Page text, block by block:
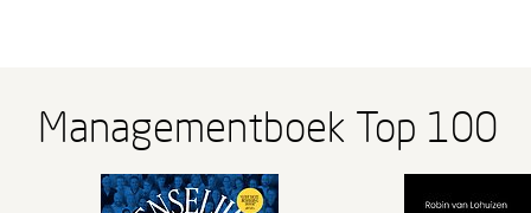
Managementboek Top 100